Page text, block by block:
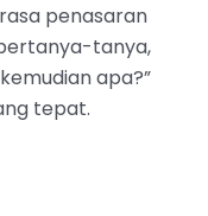
penasaran
tanya,
apa?”
tepat.